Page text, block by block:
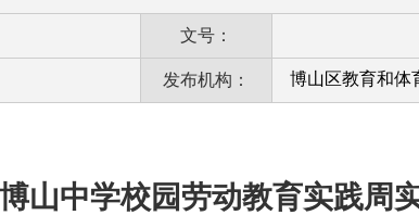
文号：
发布机构： 博山区教育和体
山中学校园劳动教育实践周